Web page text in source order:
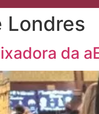
Londres
da